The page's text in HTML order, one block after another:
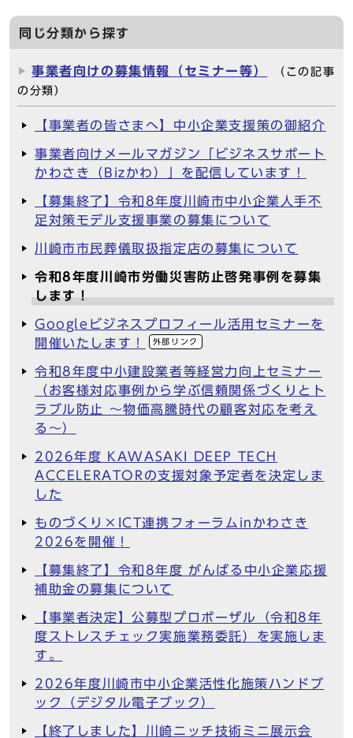
同じ分類から探す
事業者向けの募集情報（セミナー等）
（この記事
の分類）
【事業者の皆さまへ】中小企業支援策の御紹介
事業者向けメールマガジン「ビジネスサポート
かわさき（Bizかわ）」を配信しています！
【募集終了】令和8年度川崎市中小企業人手不
足対策モデル支援事業の募集について
川崎市市民葬儀取扱指定店の募集について
令和8年度川崎市労働災害防止啓発事例を募集
します！
Googleビジネスプロフィール活用セミナーを
開催いたします！
外部リンク
令和8年度中小建設業者等経営力向上セミナー
（お客様対応事例から学ぶ信頼関係づくりとト
ラブル防止 ～物価高騰時代の顧客対応を考え
る～）
2026年度 KAWASAKI DEEP TECH
ACCELERATORの支援対象予定者を決定しま
した
ものづくり×ICT連携フォーラムinかわさき
2026を開催！
【募集終了】令和8年度 がんばる中小企業応援
補助金の募集について
【事業者決定】公募型プロポーザル（令和8年
度ストレスチェック実施業務委託）を実施しま
す。
2026年度川崎市中小企業活性化施策ハンドブ
ック（デジタル電子ブック）
【終了しました】川崎ニッチ技術ミニ展示会